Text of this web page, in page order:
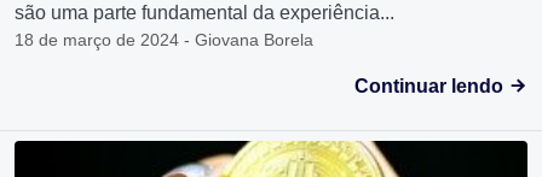
são uma parte fundamental da experiência...
18 de março de 2024 - Giovana Borela
Continuar lendo